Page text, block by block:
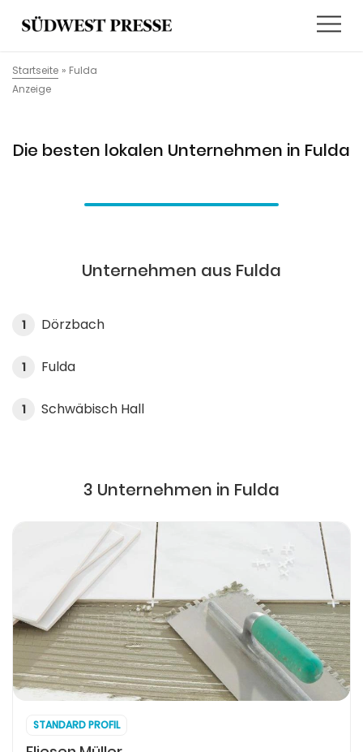
Startseite » Fulda
Anzeige
Die besten lokalen Unternehmen in Fulda
Unternehmen aus Fulda
1 Dörzbach
1 Fulda
1 Schwäbisch Hall
3 Unternehmen in Fulda
STANDARD PROFIL